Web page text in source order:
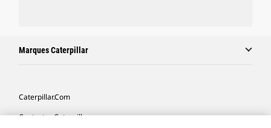
Marques Caterpillar
Caterpillar.com
Contacter Caterpillar